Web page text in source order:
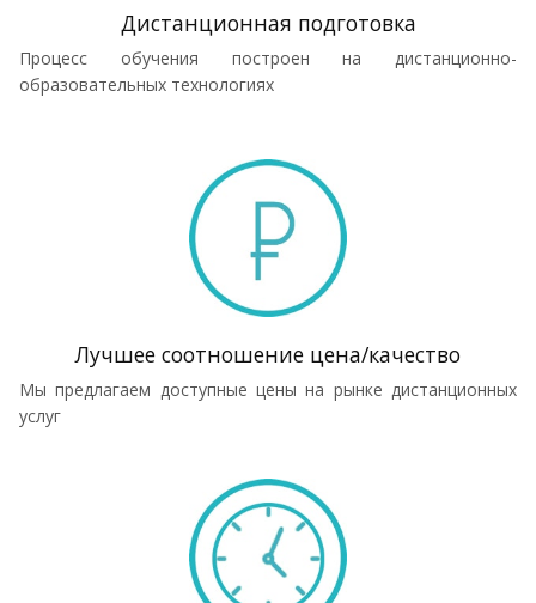
Дистанционная подготовка
Процесс обучения построен на дистанционно-
образовательных технологиях
Лучшее соотношение цена/качество
Мы предлагаем доступные цены на рынке дистанционных
услуг